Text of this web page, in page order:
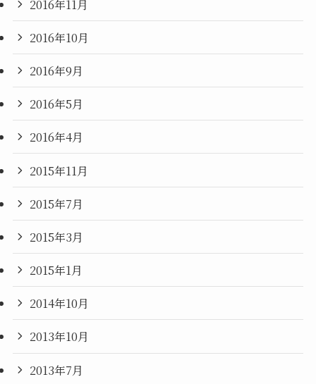
2016年11月
2016年10月
2016年9月
2016年5月
2016年4月
2015年11月
2015年7月
2015年3月
2015年1月
2014年10月
2013年10月
2013年7月